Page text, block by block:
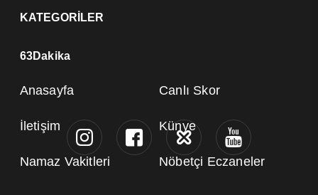
KATEGORİLER
63Dakika
Anasayfa Canlı Skor
İletişim Künye
Namaz Vakitleri Nöbetçi Eczaneler